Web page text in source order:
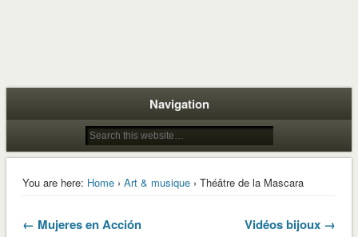
Navigation
You are here: Home› Art & musique› Théâtre de la Mascara
← Mujeres en Acción
Vidéos bijoux →